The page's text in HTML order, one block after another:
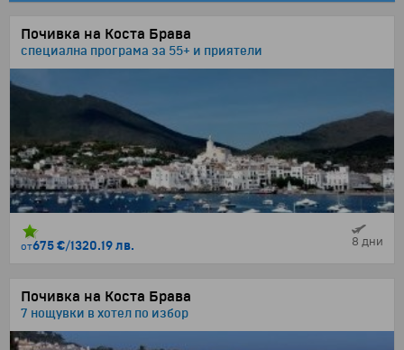
Почивка на Коста Брава
специална програма за 55+ и приятели
от675 €/1320.19 лв. 8 дни
Почивка на Коста Брава
7 нощувки в хотел по избор